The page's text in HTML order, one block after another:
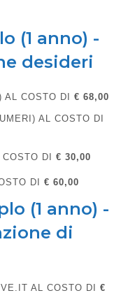
(1 anno) -
desideri
AL COSTO DI € 68,00
AL COSTO DI
DI € 30,00
DI € 60,00
(1 anno) -
di
AL COSTO DI €